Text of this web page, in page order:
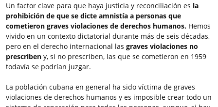
Un factor clave para que haya justicia y reconciliación es la
prohibición de que se dicte amnistía a personas que
cometieron graves violaciones de derechos humanos. Hemos
vivido en un contexto dictatorial durante más de seis décadas,
pero en el derecho internacional las graves violaciones no
prescriben y, si no prescriben, las que se cometieron en 1959
todavía se podrían juzgar.
La población cubana en general ha sido víctima de graves
violaciones de derechos humanos y es imposible crear todo un